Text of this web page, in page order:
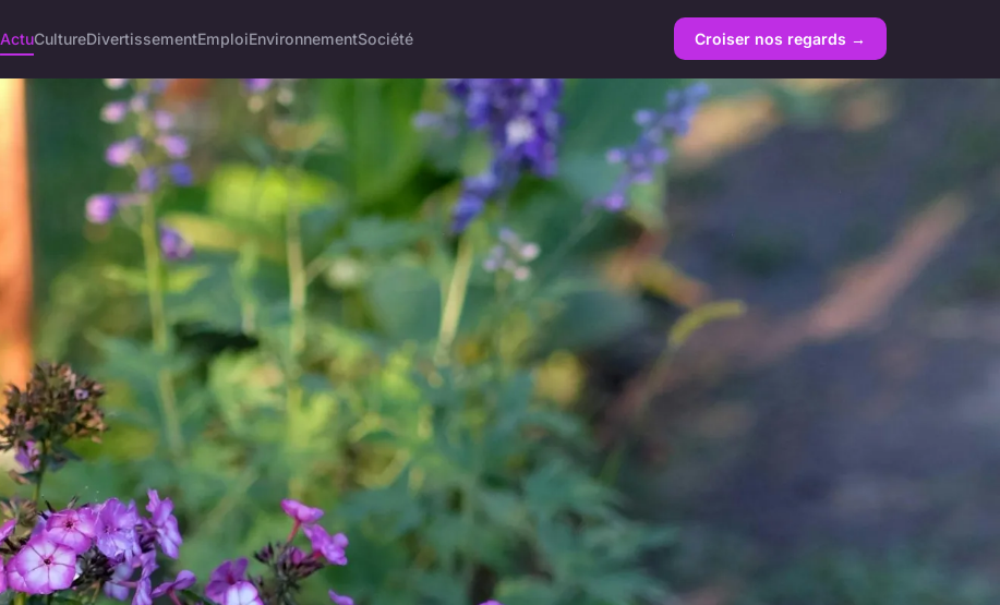
ActuCultureDivertissementEmploiEnvironnementSociété Croiser nos regards →